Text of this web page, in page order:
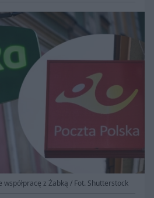
współpracę z Żabką / Fot. Shutterstock